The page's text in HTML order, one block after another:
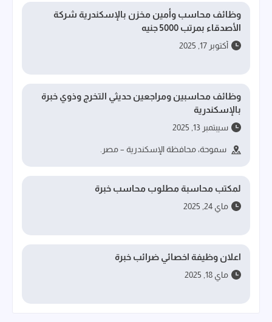
وظائف محاسب وأمين مخزن بالإسكندرية شركة
الأصدقاء بمرتب 5000 جنيه
أكتوبر 17, 2025
وظائف محاسبين ومراجعين حديثي التخرج وذوي خبرة
بالإسكندرية
سيبتمبر 13, 2025
سموحة، محافظة الإسكندرية – مصر.
لمكتب محاسبة مطلوب محاسب خبرة
ماي 24, 2025
اعلان وظيفة اخصائي ضرائب خبرة
ماي 18, 2025